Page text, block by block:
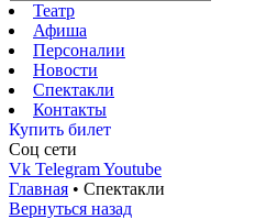
Театр
Афиша
Персоналии
Новости
Спектакли
Контакты
Купить билет
Соц cети
Vk TelegramYoutube
Главная • Спектакли
Вернуться назад